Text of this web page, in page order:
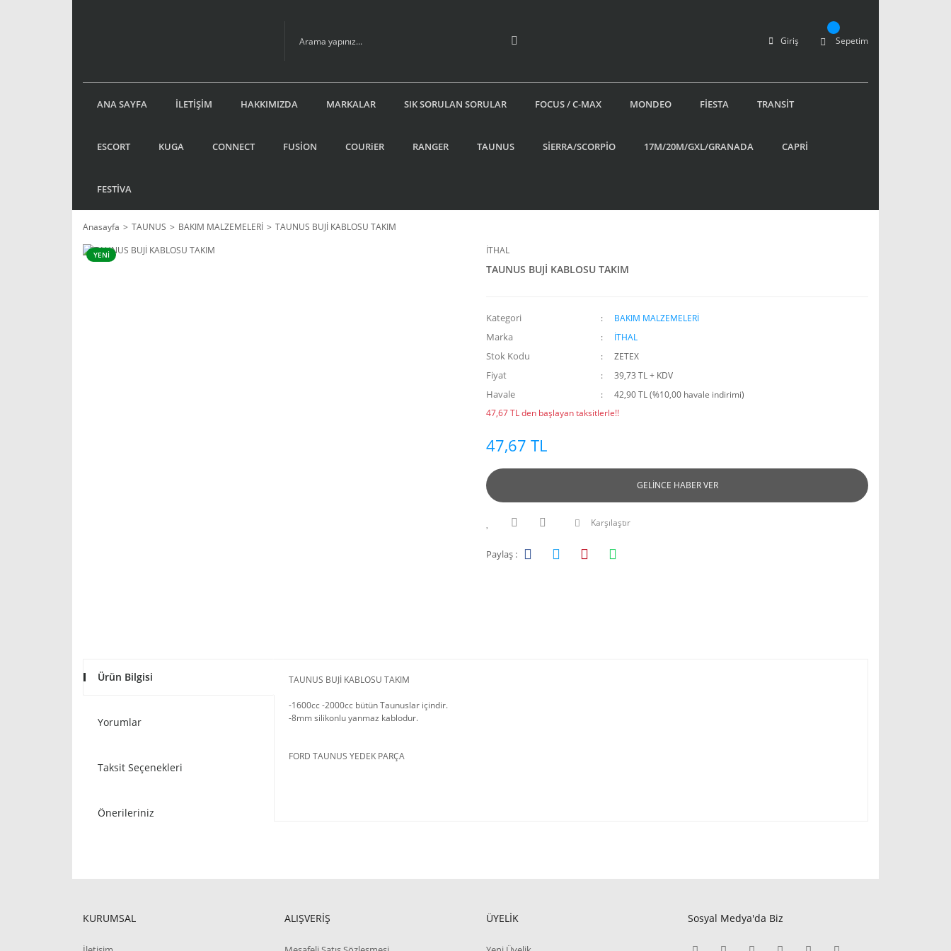
Giriş Sepetim
ANA SAYFA İLETİŞİM HAKKIMIZDA MARKALAR SIK SORULAN SORULAR FOCUS / C-MAX MONDEO FİESTA TRANSİT
ESCORT KUGA CONNECT FUSİON COURiER RANGER TAUNUS SİERRA/SCORPİO 17M/20M/GXL/GRANADA CAPRİ
FESTİVA
Anasayfa TAUNUS BAKIM MALZEMELERİ TAUNUS BUJİ KABLOSU TAKIM
YENİ İTHAL
TAUNUS BUJİ KABLOSU TAKIM
Kategori BAKIM MALZEMELERİ
Marka İTHAL
Stok Kodu ZETEX
Fiyat 39,73 TL + KDV
Havale
42,90 TL (%10,00 havale indirimi)
47,67 TL den başlayan taksitlerle!!
47,67 TL
GELİNCE HABER VER
Karşılaştır
Paylaş :
Ürün Bilgisi
Yorumlar
Taksit Seçenekleri
Önerileriniz
TAUNUS BUJİ KABLOSU TAKIM
-1600cc -2000cc bütün Taunuslar içindir.
-8mm silikonlu yanmaz kablodur.
FORD TAUNUS YEDEK PARÇA
KURUMSAL ALIŞVERİŞ ÜYELİK Sosyal Medya'da Biz